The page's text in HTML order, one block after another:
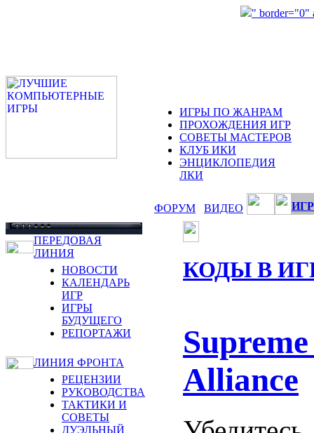
" border="0"
ИГРЫ ПО ЖАНРАМ
ПРОХОЖДЕНИЯ ИГР
СОВЕТЫ МАСТЕРОВ
КЛУБ ИКИ
ЭНЦИКЛОПЕДИЯ
ЛКИ
ФОРУМ ВИДЕО
ПЕРЕДОВАЯ
ЛИНИЯ
НОВОСТИ
КАЛЕНДАРЬ
ИГР
ИГРЫ
БУДУЩЕГО
РЕПОРТАЖИ
ЛИНИЯ ФРОНТА
РЕЦЕНЗИИ
РУКОВОДСТВА
ТАКТИКИ И
СОВЕТЫ
ДУЭЛЬНЫЙ
КОДЫ В
Alliance